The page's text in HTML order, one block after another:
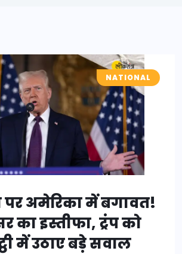
NATIONAL
पर अमेरिका में बगावत!
का इस्तीफा, ट्रंप को
में उठाए बड़े सवाल